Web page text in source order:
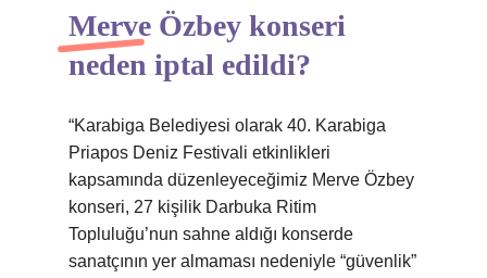
Merve Özbey konseri
neden iptal edildi?
“Karabiga Belediyesi olarak 40. Karabiga
Priapos Deniz Festivali etkinlikleri
kapsamında düzenleyeceğimiz Merve Özbey
konseri, 27 kişilik Darbuka Ritim
Topluluğu’nun sahne aldığı konserde
sanatçının yer almaması nedeniyle “güvenlik”